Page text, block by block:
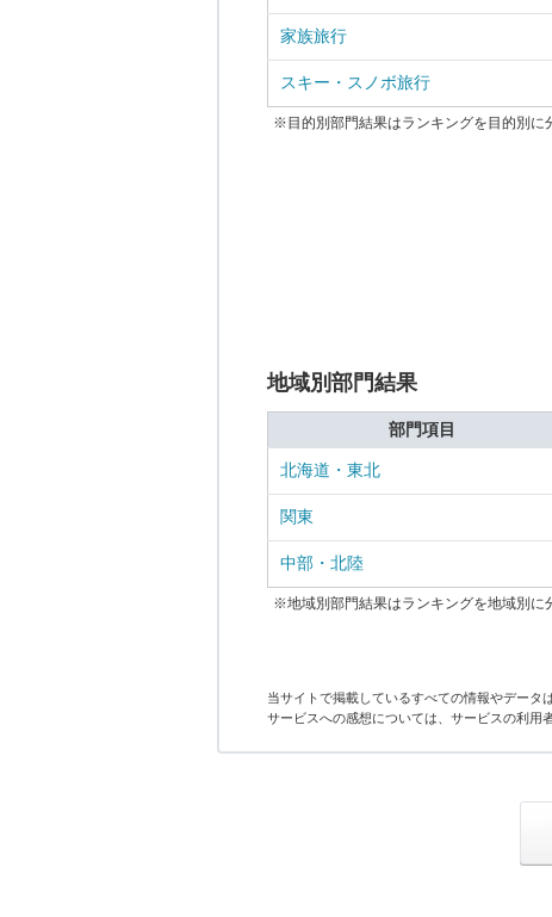
家族旅行
スキー・スノボ旅行
※目的別部門結果はランキングを目的別に
地域別部門結果
部門項目
北海道・東北
関東
中部・北陸
※地域別部門結果はランキングを地域別に
当サイトで掲載しているすべての情報やデータ
サービスへの感想については、サービスの利用